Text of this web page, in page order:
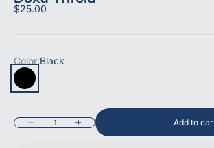
Sale price
$25.00
Color:Black
Black
Decrease quantityIncrease quantity Add to